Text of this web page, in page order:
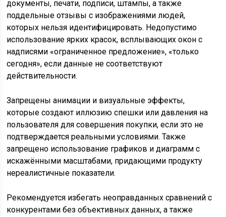
документы, печати, подписи, штампы, а также
поддельные отзывы с изображениями людей,
которых нельзя идентифицировать. Недопустимо
использование ярких красок, всплывающих окон с
надписями «ограниченное предложение», «только
сегодня», если данные не соответствуют
действительности.
Запрещены анимации и визуальные эффекты,
которые создают иллюзию спешки или давления на
пользователя для совершения покупки, если это не
подтверждается реальными условиями. Также
запрещено использование графиков и диаграмм с
искажёнными масштабами, придающими продукту
нереалистичные показатели.
Рекомендуется избегать неоправданных сравнений с
конкурентами без объективных данных, а также